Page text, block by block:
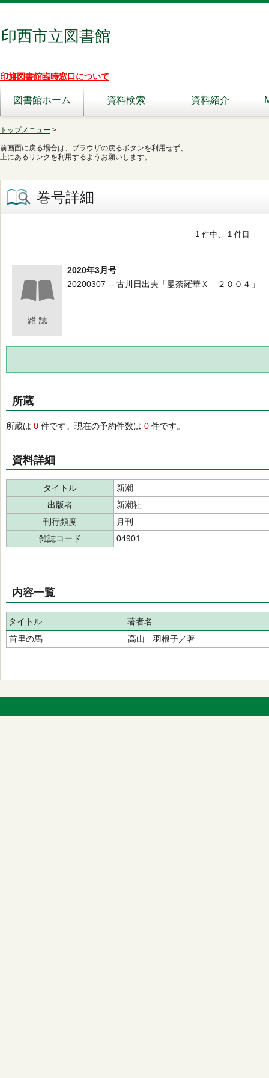
印西市立図書館
印旛図書館臨時窓口について
図書館ホーム 資料検索 資料紹介
トップメニュー >
前画面に戻る場合は、ブラウザの戻るボタンを利用せず、
上にあるリンクを利用するようお願いします。
巻号詳細
1 件中、 1 件目
2020年3月号
20200307 -- 古川日出夫「曼荼羅華Ｘ ２００４」
所蔵
所蔵は 0 件です。現在の予約件数は 0 件です。
資料詳細
タイトル
新潮
出版者
新潮社
刊行頻度
月刊
雑誌コード
04901
内容一覧
タイトル
著者名
首里の馬
高山 羽根子／著